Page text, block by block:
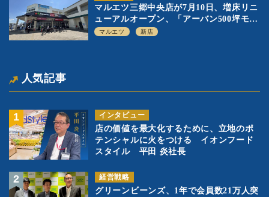
マルエツ三郷中央店が7月10日、増床リニ
ューアルオープン、「アーバン500坪モデ
ル」の実験を集大成、駅前立地受け、寿
マルエツ 新店
人気記事
インタビュー
店の価値を最大化するために、立地のポ
テンシャルに火をつける イオンフード
スタイル 平田 炎社長
経営戦略
グリーンビーンズ、1年で会員数21万人突